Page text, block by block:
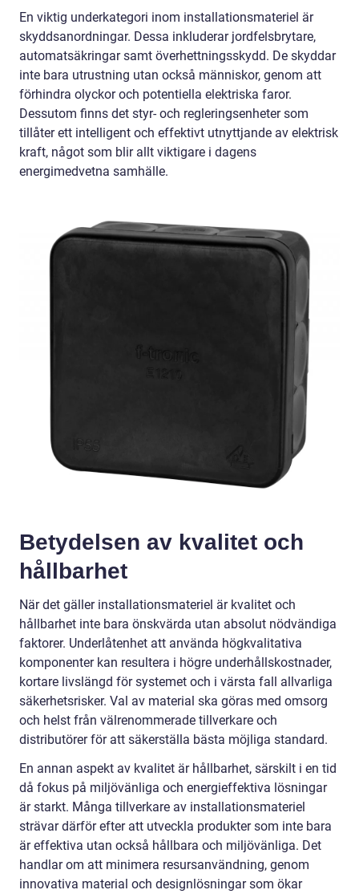
En viktig underkategori inom installationsmateriel är
skyddsanordningar. Dessa inkluderar jordfelsbrytare,
automatsäkringar samt överhettningsskydd. De skyddar
inte bara utrustning utan också människor, genom att
förhindra olyckor och potentiella elektriska faror.
Dessutom finns det styr- och regleringsenheter som
tillåter ett intelligent och effektivt utnyttjande av elektrisk
kraft, något som blir allt viktigare i dagens
energimedvetna samhälle.
Betydelsen av kvalitet och
hållbarhet
När det gäller installationsmateriel är kvalitet och
hållbarhet inte bara önskvärda utan absolut nödvändiga
faktorer. Underlåtenhet att använda högkvalitativa
komponenter kan resultera i högre underhållskostnader,
kortare livslängd för systemet och i värsta fall allvarliga
säkerhetsrisker. Val av material ska göras med omsorg
och helst från välrenommerade tillverkare och
distributörer för att säkerställa bästa möjliga standard.
En annan aspekt av kvalitet är hållbarhet, särskilt i en tid
då fokus på miljövänliga och energieffektiva lösningar
är starkt. Många tillverkare av installationsmateriel
strävar därför efter att utveckla produkter som inte bara
är effektiva utan också hållbara och miljövänliga. Det
handlar om att minimera resursanvändning, genom
innovativa material och designlösningar som ökar